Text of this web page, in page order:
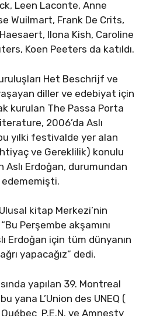
Leen Laconte, Anne
Wuilmart, Frank De Crits,
Ilona Kish, Caroline
Koen Peeters da katıldı.
Het Beschrijf ve
diller ve edebiyat için
kurulan The Passa Porta
2006’da Aslı
yılki festivalde yer alan
ve Gereklilik) konulu
Erdoğan, durumundan
kitap Merkezi’nin
Perşembe akşamını
Erdoğan için tüm dünyanın
yapacağız” dedi.
yapılan 39. Montreal
yana L’Union des UNEQ (
P.E.N. ve Amnesty